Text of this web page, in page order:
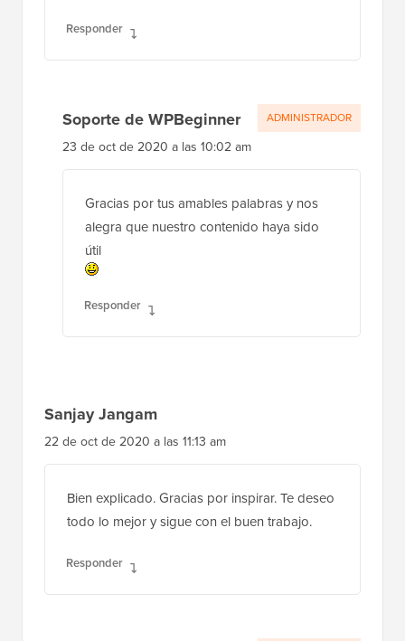
Responder
Soporte de WPBeginner
23 de oct de 2020 a las 10:02 am
Gracias por tus amables palabras y nos
alegra que nuestro contenido haya sido
útil
Responder
ADMINISTRADOR
Sanjay Jangam
22 de oct de 2020 a las 11:13 am
Bien explicado. Gracias por inspirar. Te deseo
todo lo mejor y sigue con el buen trabajo.
Responder